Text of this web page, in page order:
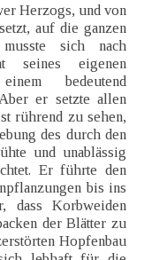
Herzogs, und von
auf die ganzen
sich nach
seines eigenen
bedeutend
er setzte allen
rührend zu sehen,
des durch den
und unablässig
Er führte den
bis ins
dass Korbweiden
der Blätter zu
Hopfenbau